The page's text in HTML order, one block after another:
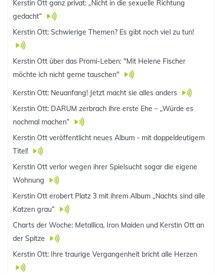
Kerstin Ott ganz privat: „Nicht in die sexuelle Richtung
gedacht“
Kerstin Ott: Schwierige Themen? Es gibt noch viel zu tun!
Kerstin Ott über das Promi-Leben: "Mit Helene Fischer
möchte ich nicht gerne tauschen"
Kerstin Ott: Neuanfang! Jetzt macht sie alles anders
Kerstin Ott: DARUM zerbrach ihre erste Ehe – „Würde es
nochmal machen“
Kerstin Ott veröffentlicht neues Album - mit doppeldeutigem
Titel!
Kerstin Ott verlor wegen ihrer Spielsucht sogar die eigene
Wohnung
Kerstin Ott erobert Platz 3 mit ihrem Album „Nachts sind alle
Katzen grau“
Charts der Woche: Metallica, Iron Maiden und Kerstin Ott an
der Spitze
Kerstin Ott: Ihre traurige Vergangenheit bricht alle Herzen